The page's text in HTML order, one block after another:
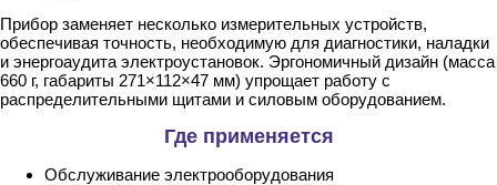
Прибор заменяет несколько измерительных устройств,
обеспечивая точность, необходимую для диагностики, наладки
и энергоаудита электроустановок. Эргономичный дизайн (масса
660 г, габариты 271×112×47 мм) упрощает работу с
распределительными щитами и силовым оборудованием.
Где применяется
Обслуживание электрооборудования